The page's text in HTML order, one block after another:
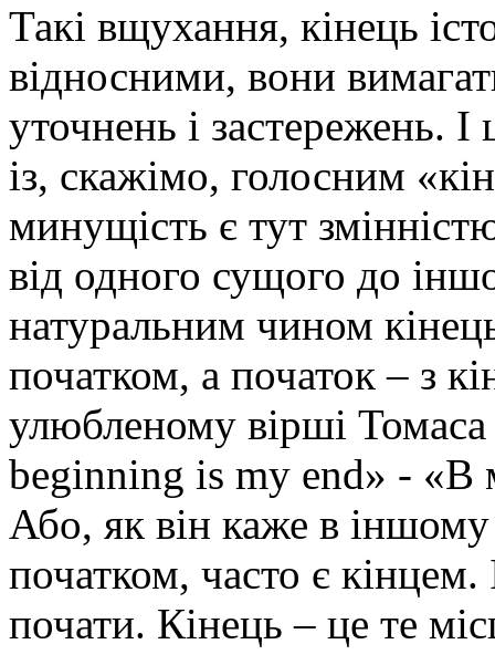
Такі вщухання, кінець
відносними, вони
уточнень і застережень. І
із, скажімо, голосним
минущість є тут
від одного сущого до
натуральним чином
початком, а початок – з
улюбленому вірші
beginning is my end» - «В
Або, як він каже в
початком, часто є
почати. Кінець – це те